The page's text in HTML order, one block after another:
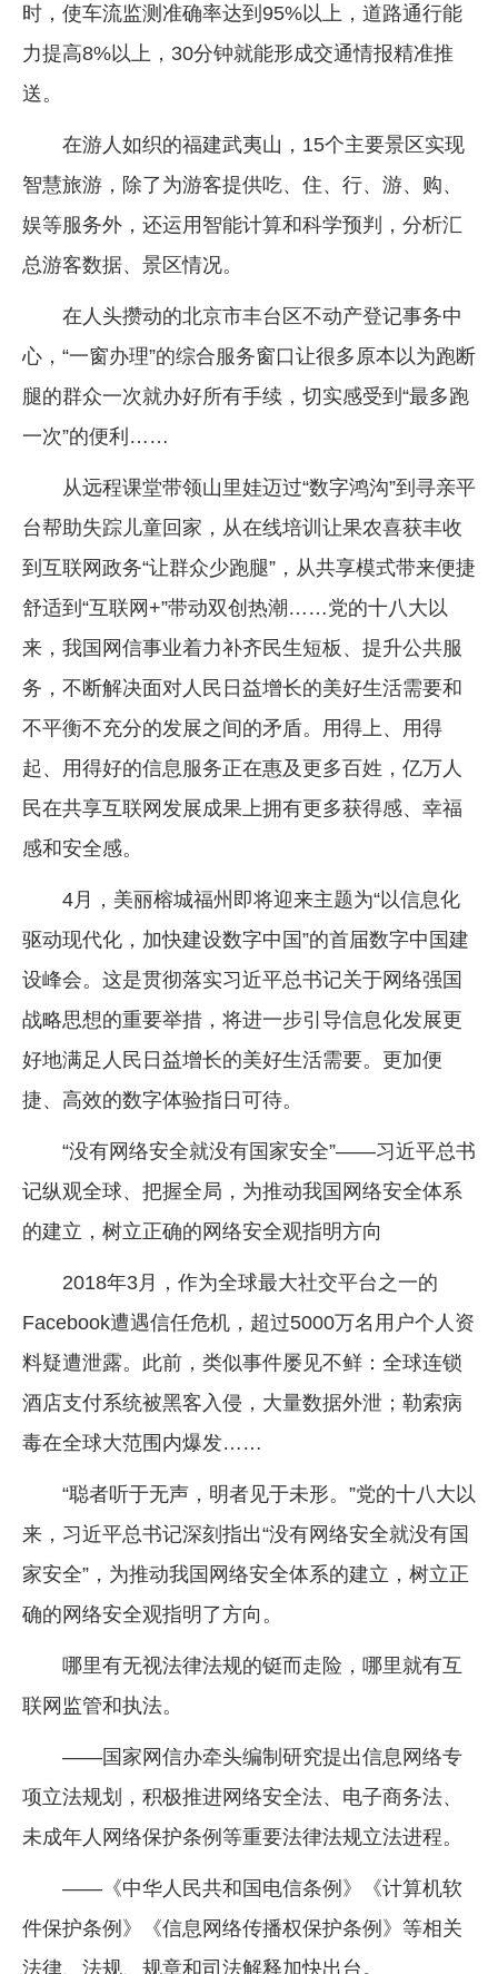
时，使车流监测准确率达到95%以上，道路通行能
力提高8%以上，30分钟就能形成交通情报精准推
送。
在游人如织的福建武夷山，15个主要景区实现
智慧旅游，除了为游客提供吃、住、行、游、购、
娱等服务外，还运用智能计算和科学预判，分析汇
总游客数据、景区情况。
在人头攒动的北京市丰台区不动产登记事务中
心，“一窗办理”的综合服务窗口让很多原本以为跑断
腿的群众一次就办好所有手续，切实感受到“最多跑
一次”的便利……
从远程课堂带领山里娃迈过“数字鸿沟”到寻亲平
台帮助失踪儿童回家，从在线培训让果农喜获丰收
到互联网政务“让群众少跑腿”，从共享模式带来便捷
舒适到“互联网+”带动双创热潮……党的十八大以
来，我国网信事业着力补齐民生短板、提升公共服
务，不断解决面对人民日益增长的美好生活需要和
不平衡不充分的发展之间的矛盾。用得上、用得
起、用得好的信息服务正在惠及更多百姓，亿万人
民在共享互联网发展成果上拥有更多获得感、幸福
感和安全感。
4月，美丽榕城福州即将迎来主题为“以信息化
驱动现代化，加快建设数字中国”的首届数字中国建
设峰会。这是贯彻落实习近平总书记关于网络强国
战略思想的重要举措，将进一步引导信息化发展更
好地满足人民日益增长的美好生活需要。更加便
捷、高效的数字体验指日可待。
“没有网络安全就没有国家安全”——习近平总书
记纵观全球、把握全局，为推动我国网络安全体系
的建立，树立正确的网络安全观指明方向
2018年3月，作为全球最大社交平台之一的
Facebook遭遇信任危机，超过5000万名用户个人资
料疑遭泄露。此前，类似事件屡见不鲜：全球连锁
酒店支付系统被黑客入侵，大量数据外泄；勒索病
毒在全球大范围内爆发……
“聪者听于无声，明者见于未形。”党的十八大以
来，习近平总书记深刻指出“没有网络安全就没有国
家安全”，为推动我国网络安全体系的建立，树立正
确的网络安全观指明了方向。
哪里有无视法律法规的铤而走险，哪里就有互
联网监管和执法。
——国家网信办牵头编制研究提出信息网络专
项立法规划，积极推进网络安全法、电子商务法、
未成年人网络保护条例等重要法律法规立法进程。
——《中华人民共和国电信条例》《计算机软
件保护条例》《信息网络传播权保护条例》等相关
法律、法规、规章和司法解释加快出台。